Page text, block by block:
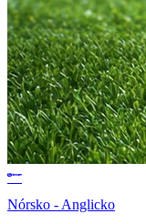
Nórsko - Anglicko